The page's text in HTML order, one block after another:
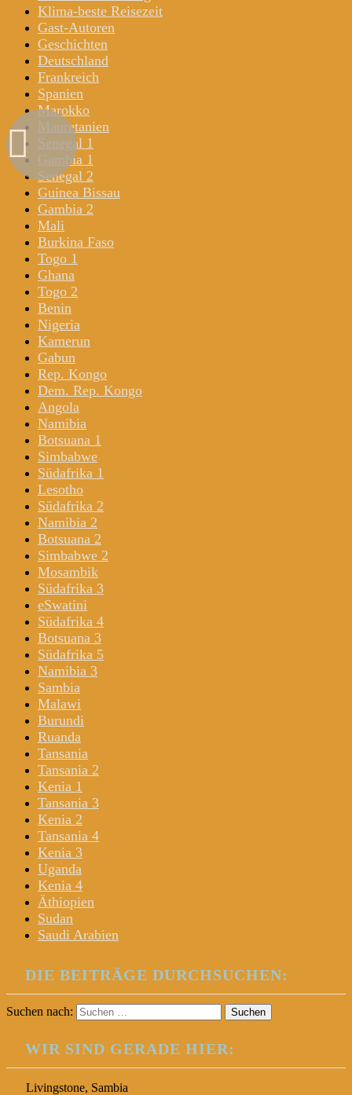
Klima-beste Reisezeit
Gast-Autoren
Geschichten
Deutschland
Frankreich
Spanien
Marokko
Mauretanien
Senegal 1
Gambia 1
Senegal 2
Guinea Bissau
Gambia 2
Mali
Burkina Faso
Togo 1
Ghana
Togo 2
Benin
Nigeria
Kamerun
Gabun
Rep. Kongo
Dem. Rep. Kongo
Angola
Namibia
Botsuana 1
Simbabwe
Südafrika 1
Lesotho
Südafrika 2
Namibia 2
Botsuana 2
Simbabwe 2
Mosambik
Südafrika 3
eSwatini
Südafrika 4
Botsuana 3
Südafrika 5
Namibia 3
Sambia
Malawi
Burundi
Ruanda
Tansania
Tansania 2
Kenia 1
Tansania 3
Kenia 2
Tansania 4
Kenia 3
Uganda
Kenia 4
Äthiopien
Sudan
Saudi Arabien
DIE BEITRÄGE DURCHSUCHEN:
Suchen nach:
WIR SIND GERADE HIER:
Livingstone, Sambia